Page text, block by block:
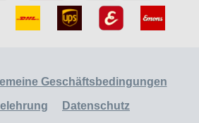
Geschäftsbedingungen
Datenschutz